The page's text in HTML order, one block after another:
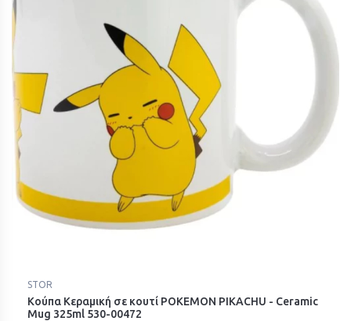
STOR
Κούπα Κεραμική σε κουτί POKEMON PIKACHU - Ceramic
Mug 325ml 530-00472